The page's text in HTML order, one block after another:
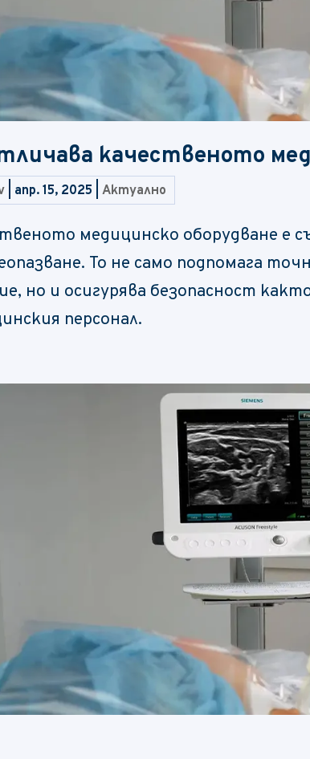
качественото
| апр. 15, 2025 Актуално
медицинско оборудване е
То не само подпомага
но и осигурява безопасност
персонал.